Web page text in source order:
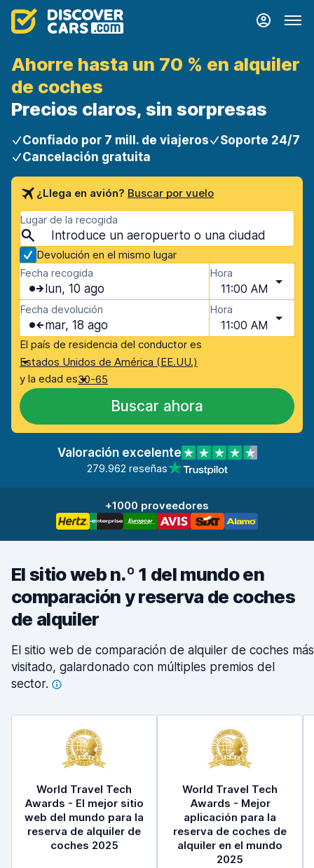
Ahorre hasta un 70 % en alquiler
de coches
Precios claros, sin sorpresas
Confiado por 7 mill. de viajeros
Soporte 24/7
Cancelación gratuita
¿Llega en avión? Buscar por vuelo
Lugar de la recogida
Devolución en el mismo lugar
Fecha recogida
lun, 10 ago
Hora
11:00 AM
Fecha devolución
mar, 18 ago
Hora
11:00 AM
El país de residencia del conductor es
Estados Unidos de América (EE.UU.)
y la edad es30-65
Buscar ahora
Valoración excelente
279.962 reseñas
+1000 proveedores
El sitio web n.º 1 del mundo en
comparación y reserva de coches
de alquiler
El sitio web de comparación de alquiler de coches más
visitado, galardonado con múltiples premios del
sector.
World Travel Tech
Awards - El mejor sitio
web del mundo para la
reserva de alquiler de
coches 2025
World Travel Tech
Awards - Mejor
aplicación para la
reserva de coches de
alquiler en el mundo
2025